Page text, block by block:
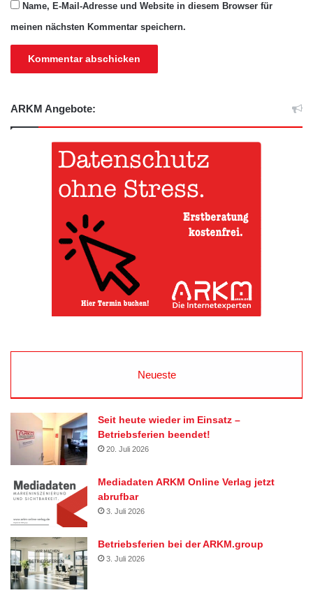
Name, E-Mail-Adresse und Website in diesem Browser für
meinen nächsten Kommentar speichern.
ARKM Angebote:
Neueste
Seit heute wieder im Einsatz –
Betriebsferien beendet!
20. Juli 2026
Mediadaten ARKM Online Verlag jetzt
abrufbar
3. Juli 2026
Betriebsferien bei der ARKM.group
3. Juli 2026